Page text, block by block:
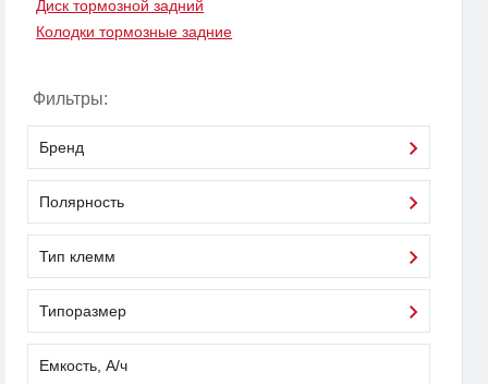
Диск тормозной задний
Колодки тормозные задние
Фильтры:
Бренд
Полярность
Тип клемм
Типоразмер
Емкость, А/ч